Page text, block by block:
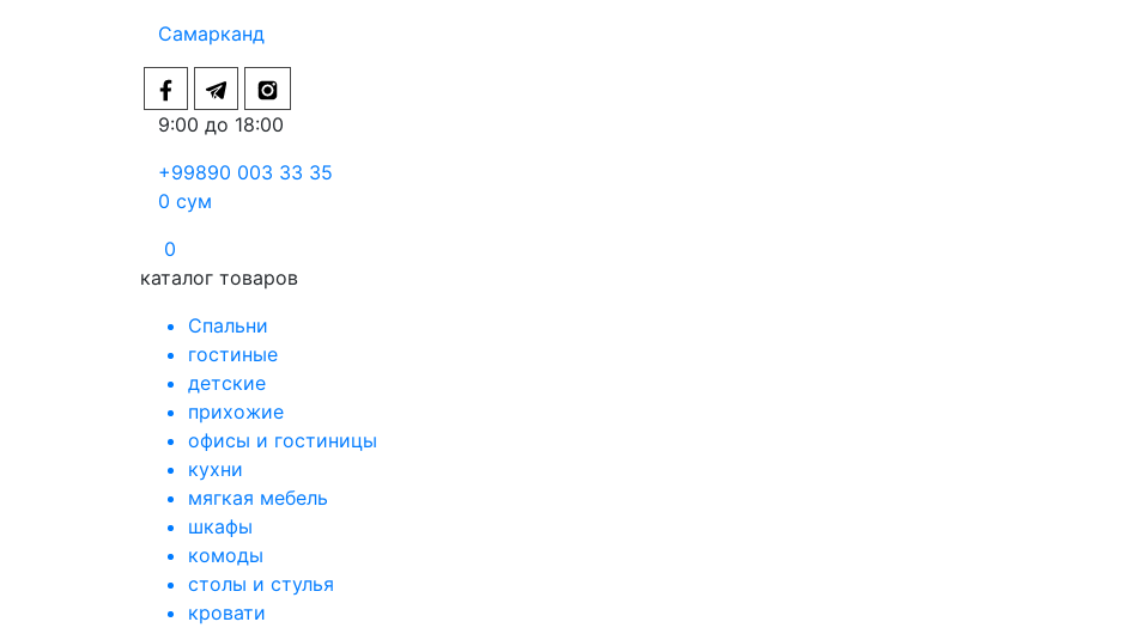
Самарканд
9:00 до 18:00
+99890 003 33 35
0 сум
0
каталог товаров
Спальни
гостиные
детские
прихожие
офисы и гостиницы
кухни
мягкая мебель
шкафы
комоды
столы и стулья
кровати